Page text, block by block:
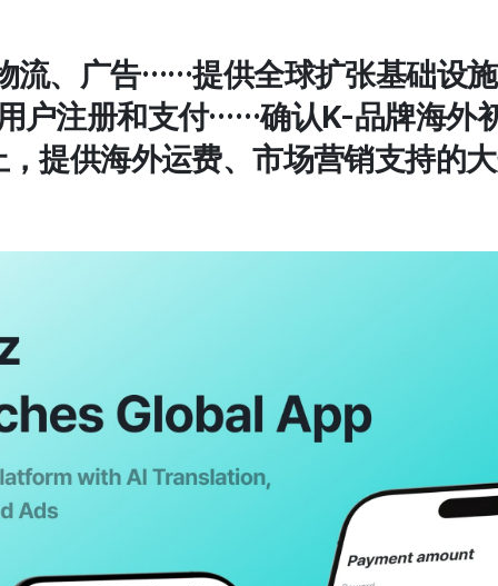
流、广告……提供全球扩张基础设施
户注册和支付……确认K-品牌海外
提供海外运费、市场营销支持的